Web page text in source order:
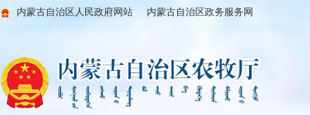
内蒙古自治区人民政府网站 内蒙古自治区政务服务网